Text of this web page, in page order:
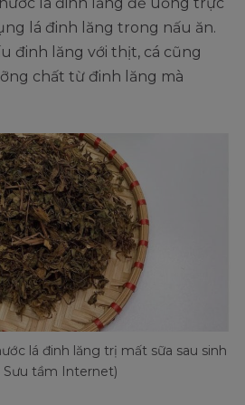
lá đinh lăng để uống trực
lá đinh lăng trong nấu ăn.
đinh lăng với thịt, cá cũng
chất từ đinh lăng mà
lá đinh lăng trị mất sữa sau sinh
Sưu tầm Internet)